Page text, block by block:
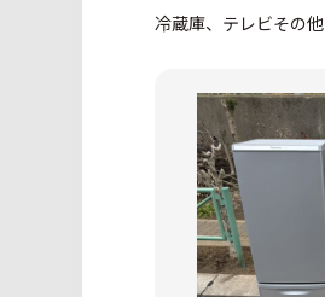
冷蔵庫、テレビその他